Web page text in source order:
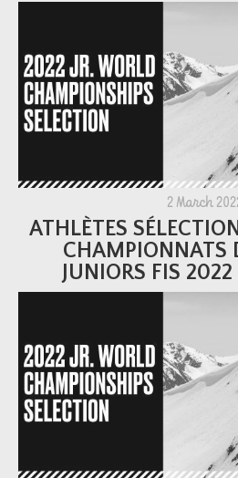
2 March
ATHLÈTES
CHAMPIONNATS
JUNIORS FIS 2022